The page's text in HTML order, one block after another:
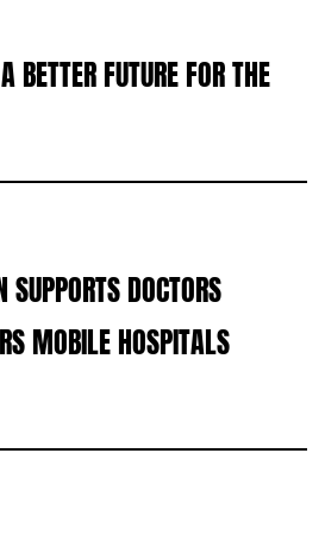
BETTER FUTURE FOR THE
SUPPORTS DOCTORS
MOBILE HOSPITALS